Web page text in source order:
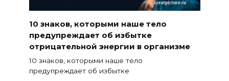
10 знаков, которыми наше тело
предупреждает об избытке
отрицательной энергии в организме
10 знаков, которыми наше тело
предупреждает об избытке